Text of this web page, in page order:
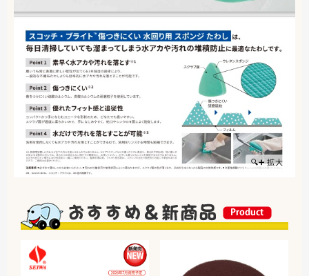
🔍➕ 拡大